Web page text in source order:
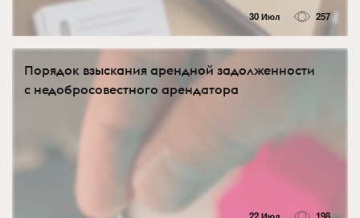
30 Июл 257
Порядок взыскания арендной задолженности
с недобросовестного арендатора